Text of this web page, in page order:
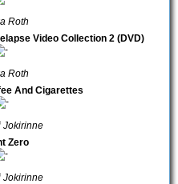
Roth
Video Collection 2 (DVD)
Roth
And Cigarettes
Jokirinne
Zero
Jokirinne